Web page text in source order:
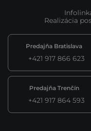
Realizácia
Predajňa Bratislava
+421 917 866 623
Predajňa Trenčín
+421 917 864 593